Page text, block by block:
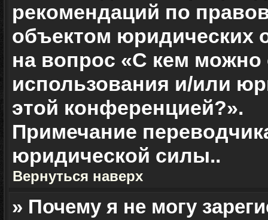
рекомендаций по
объектом юридических
на вопрос «С кем можно
использования и/или
этой конференцией?».
Примечание
юридической силы..
Вернуться наверх
» Почему я не могу